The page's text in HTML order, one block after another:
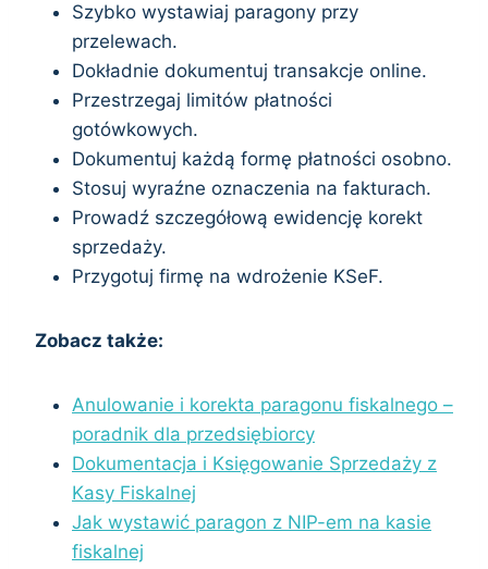
Szybko wystawiaj paragony przy
przelewach.
Dokładnie dokumentuj transakcje online.
Przestrzegaj limitów płatności
gotówkowych.
Dokumentuj każdą formę płatności osobno.
Stosuj wyraźne oznaczenia na fakturach.
Prowadź szczegółową ewidencję korekt
sprzedaży.
Przygotuj firmę na wdrożenie KSeF.
Zobacz także:
Anulowanie i korekta paragonu fiskalnego –
poradnik dla przedsiębiorcy
Dokumentacja i Księgowanie Sprzedaży z
Kasy Fiskalnej
Jak wystawić paragon z NIP-em na kasie
fiskalnej